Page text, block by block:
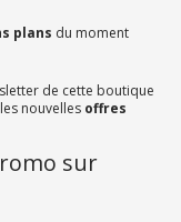
plans du moment
de cette boutique
nouvelles offres
sur